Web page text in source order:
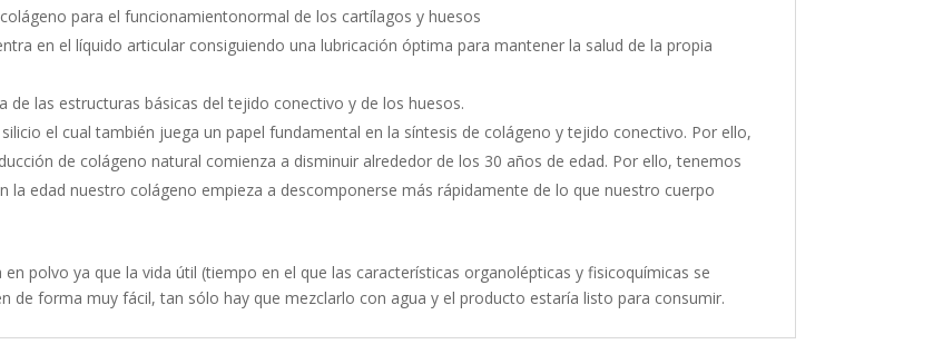
para el funcionamientonormal de los cartílagos y huesos
en el líquido articular consiguiendo una lubricación óptima para mantener la salud de la propia
de las estructuras básicas del tejido conectivo y de los huesos.
el cual también juega un papel fundamental en la síntesis de colágeno y tejido conectivo. Por ello,
de colágeno natural comienza a disminuir alrededor de los 30 años de edad. Por ello, tenemos
la edad nuestro colágeno empieza a descomponerse más rápidamente de lo que nuestro cuerpo
polvo ya que la vida útil (tiempo en el que las características organolépticas y fisicoquímicas se
de forma muy fácil, tan sólo hay que mezclarlo con agua y el producto estaría listo para consumir.